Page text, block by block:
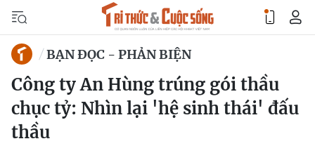
BẠN ĐỌC - PHẢN BIỆN
Công ty An Hùng trúng gói thầu
chục tỷ: Nhìn lại 'hệ sinh thái' đấu
thầu